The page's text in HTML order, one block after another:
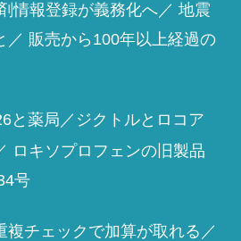
情報登録が義務化へ／ 地震
／ 販売から100年以上経過の
と薬局／ジクトルとロコア
ロキソプロフェンの旧製品
号
複チェックで加算が取れる／